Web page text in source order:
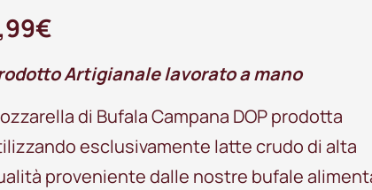
€
Artigianale lavorato a mano
di Bufala Campana DOP prodotta
esclusivamente latte crudo di alta
proveniente dalle nostre bufale